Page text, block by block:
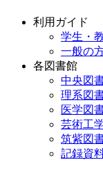
利用ガイド
学生・
一般の
各図書館
中央図
理系図
医学図
芸術工
筑紫図
記録資